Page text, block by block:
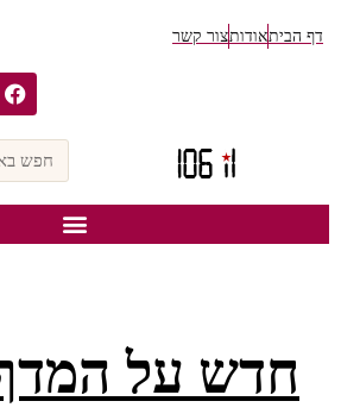
הביתאודותצור קשר
חדש על המדף